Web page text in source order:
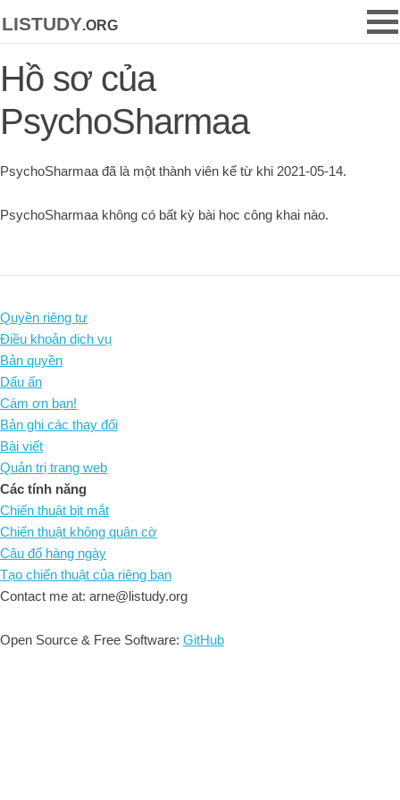
listudy.org
Hồ sơ của
PsychoSharmaa
PsychoSharmaa đã là một thành viên kể từ khi 2021-05-14.
PsychoSharmaa không có bất kỳ bài học công khai nào.
Quyền riêng tư
Điều khoản dịch vụ
Bản quyền
Dấu ấn
Cám ơn bạn!
Bản ghi các thay đổi
Bài viết
Quản trị trang web
Các tính năng
Chiến thuật bịt mắt
Chiến thuật không quân cờ
Câu đố hàng ngày
Tạo chiến thuật của riêng bạn
Contact me at: arne@listudy.org
Open Source & Free Software: GitHub